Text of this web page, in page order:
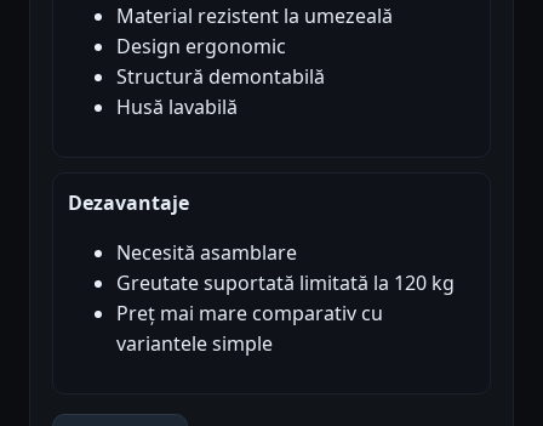
Material rezistent la umezeală
Design ergonomic
Structură demontabilă
Husă lavabilă
Dezavantaje
Necesită asamblare
Greutate suportată limitată la 120 kg
Preț mai mare comparativ cu
variantele simple